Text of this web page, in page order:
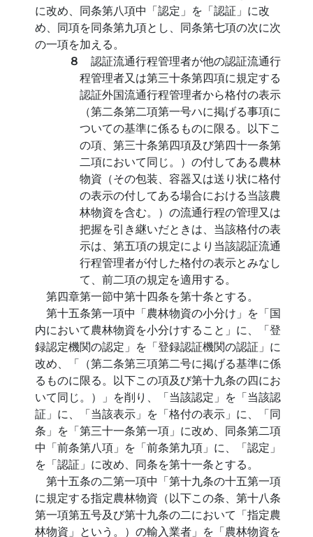
に改め、同条第八項中「認定」を「認証」に改
め、同項を同条第九項とし、同条第七項の次に次
の一項を加える。
８ 認証流通行程管理者が他の認証流通行
程管理者又は第三十条第四項に規定する
認証外国流通行程管理者から格付の表示
（第二条第二項第一号ハに掲げる事項に
ついての基準に係るものに限る。以下こ
の項、第三十条第四項及び第四十一条第
二項において同じ。）の付してある農林
物資（その包装、容器又は送り状に格付
の表示の付してある場合における当該農
林物資を含む。）の流通行程の管理又は
把握を引き継いだときは、当該格付の表
示は、第五項の規定により当該認証流通
行程管理者が付した格付の表示とみなし
て、前二項の規定を適用する。
第四章第一節中第十四条を第十条とする。
第十五条第一項中「農林物資の小分け」を「国
内において農林物資を小分けすること」に、「登
録認定機関の認定」を「登録認証機関の認証」に
改め、「（第二条第三項第二号に掲げる基準に係
るものに限る。以下この項及び第十九条の四にお
いて同じ。）」を削り、「当該認定」を「当該認
証」に、「当該表示」を「格付の表示」に、「同
条」を「第三十一条第一項」に改め、同条第二項
中「前条第八項」を「前条第九項」に、「認定」
を「認証」に改め、同条を第十一条とする。
第十五条の二第一項中「第十九条の十五第一項
に規定する指定農林物資（以下この条、第十八条
第一項第五号及び第十九条の二において「指定農
林物資」という。）の輸入業者」を「農林物資を